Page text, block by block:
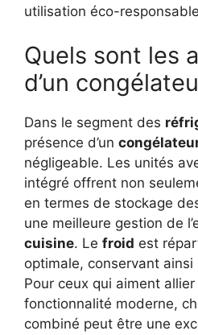
utilisation éco-
Quels sont les
d’un
Dans le segment des
présence d’un
négligeable. Les unités
intégré offrent non
en termes de stockage
une meilleure gestion de
cuisine. Le froid est
optimale, conservant
Pour ceux qui aiment
fonctionnalité moderne,
combiné peut être une